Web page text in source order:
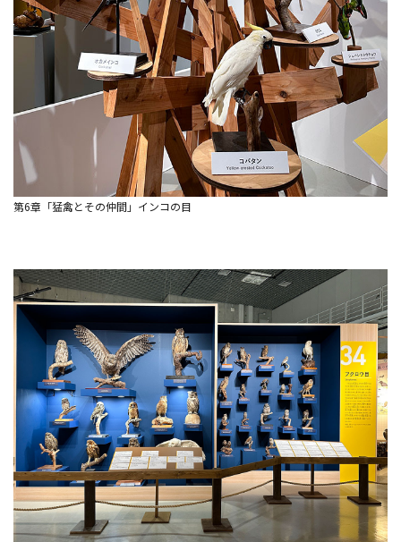
第6章「猛禽とその仲間」インコの目